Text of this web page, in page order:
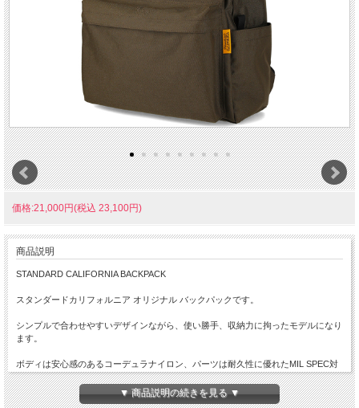
価格:21,000円(税込 23,100円)
商品説明
STANDARD CALIFORNIA BACKPACK
スタンダードカリフォルニア オリジナル バックパックです。
シンプルで合わせやすいデザインながら、使い勝手、収納力に拘ったモデルになり
ます。
ボディは安心感のあるコーデュラナイロン、パーツは耐久性に優れたMIL SPEC対
応のテープやバックルを。
フロントのアウトポケットは、収納力のある大き目のつくりで仕切りのある内ポケ
▼ 商品説明の続きを見る ▼